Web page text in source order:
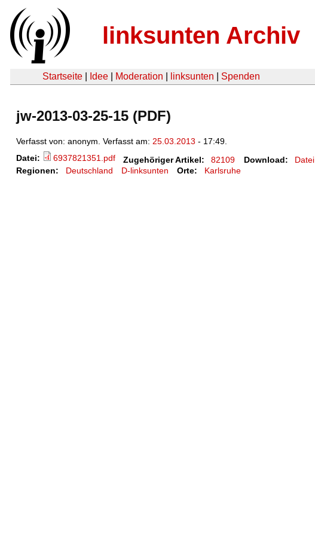
linksunten Archiv
Startseite Idee Moderation linksunten Spenden
jw-2013-03-25-15 (PDF)
Verfasst von: anonym. Verfasst am: 25.03.2013 - 17:49.
Datei:
6937821351.pdf Zugehöriger Artikel: 82109 Download: Datei
Regionen:
Deutschland D-linksunten Orte: Karlsruhe